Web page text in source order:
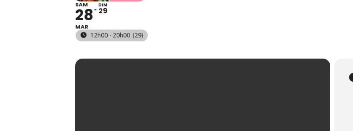
SAM
28
MAR
DIM
29
12h00 - 20h00 (29)